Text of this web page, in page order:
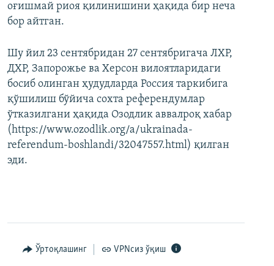
оғишмай риоя қилинишини ҳақида бир неча
бор айтган.
Шу йил 23 сентябридан 27 сентябригача ЛХР,
ДХР, Запорожье ва Херсон вилоятларидаги
босиб олинган ҳудудларда Россия таркибига
қўшилиш бўйича сохта референдумлар
ўтказилгани ҳақида Озодлик аввалроқ хабар
(https://www.ozodlik.org/a/ukrainada-
referendum-boshlandi/32047557.html) қилган
эди.
Ўртоқлашинг VPNсиз ўқиш